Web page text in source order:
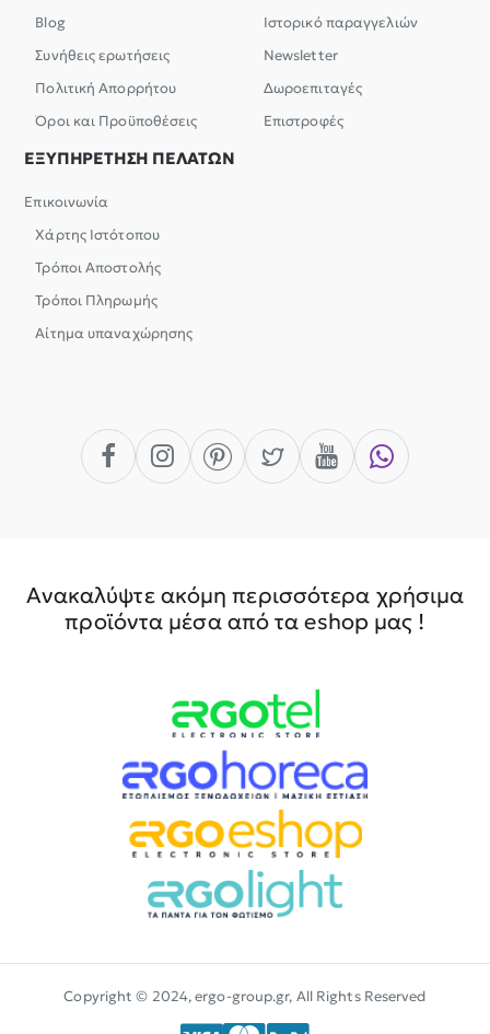
Blog
Συνήθεις ερωτήσεις
Πολιτική Απορρήτου
Όροι και Προϋποθέσεις
Ιστορικό παραγγελιών
Newsletter
Δωροεπιταγές
Επιστροφές
ΕΞΥΠΗΡΕΤΗΣΗ ΠΕΛΑΤΩΝ
Επικοινωνία
Χάρτης Ιστότοπου
Τρόποι Αποστολής
Τρόποι Πληρωμής
Αίτημα υπαναχώρησης
Ανακαλύψτε ακόμη περισσότερα χρήσιμα
προϊόντα μέσα από τα eshop μας !
Copyright © 2024, ergo-group.gr, All Rights Reserved